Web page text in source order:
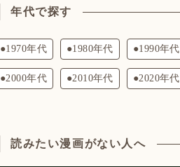
年代で探す
●1970年代 ●1980年代 ●1990年代
●2000年代 ●2010年代 ●2020年代
読みたい漫画がない人へ